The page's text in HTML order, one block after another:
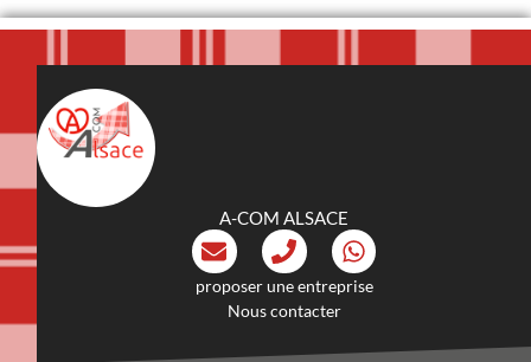
A-COM ALSACE
proposer une entreprise
Nous contacter